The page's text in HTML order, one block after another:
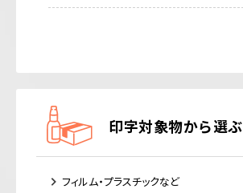
印字対象物から選ぶ
フィルム・プラスチックなど